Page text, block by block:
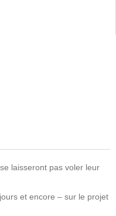
laisseront pas voler leur
et encore – sur le projet